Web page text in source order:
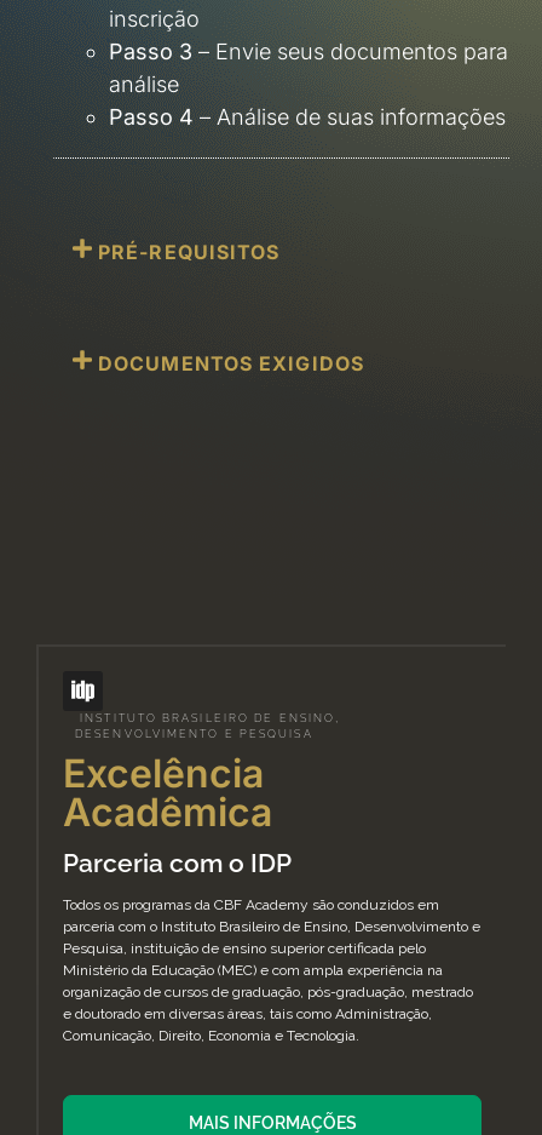
inscrição
Passo 3 – Envie seus documentos para
análise
Passo 4 – Análise de suas informações
PRÉ-REQUISITOS
DOCUMENTOS EXIGIDOS
INSTITUTO BRASILEIRO DE ENSINO,
DESENVOLVIMENTO E PESQUISA
Excelência
Acadêmica
Parceria com o IDP
Todos os programas da CBF Academy são conduzidos em
parceria com o Instituto Brasileiro de Ensino, Desenvolvimento e
Pesquisa, instituição de ensino superior certificada pelo
Ministério da Educação (MEC) e com ampla experiência na
organização de cursos de graduação, pós-graduação, mestrado
e doutorado em diversas áreas, tais como Administração,
Comunicação, Direito, Economia e Tecnologia.
MAIS INFORMAÇÕES